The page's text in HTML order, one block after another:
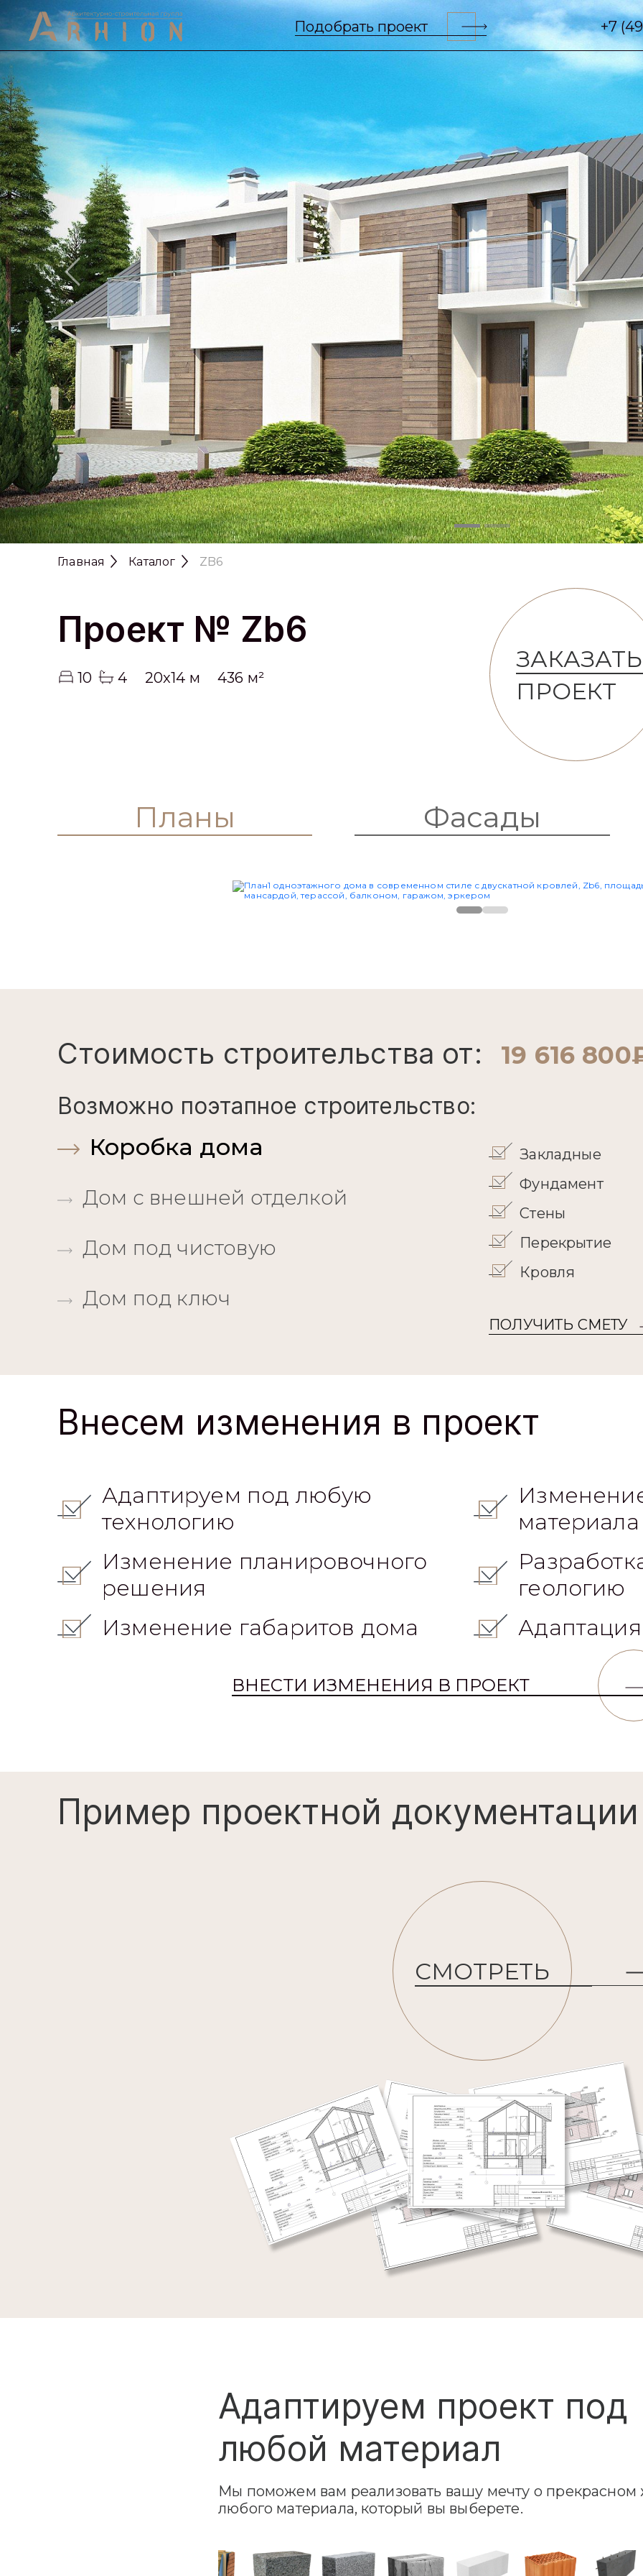
Подобрать проект +7
Previous
Главная Каталог ZB6
Проект № Zb6
10 4 20x14 м 436 м²
ЗАКАЗАТЬ
ПРОЕКТ
Планы Фасады
Стоимость строительства от: 19 616
Возможно поэтапное строительство:
Коробка дома
Дом с внешней отделкой
Дом под чистовую
Дом под ключ
Закладные
Фундамент
Стены
Перекрытие
Кровля
ПОЛУЧИТЬ СМЕТУ
Внесем изменения в проект
Адаптируем под любую
технологию
Изменение планировочного
решения
Изменение габаритов дома
геологию
ВНЕСТИ ИЗМЕНЕНИЯ В ПРОЕКТ
Пример проектной документации
СМОТРЕТЬ
Адаптируем проект под
любой материал
Мы поможем вам реализовать вашу мечту о прекрасном
любого материала, который вы выберете.